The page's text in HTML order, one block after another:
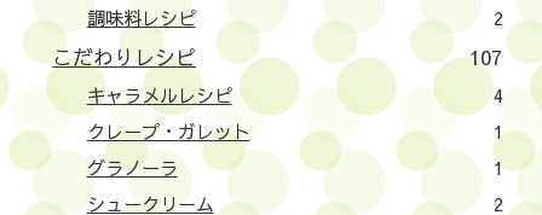
調味料レシピ 2
こだわりレシピ 107
キャラメルレシピ
4
クレープ・ガレット
1
グラノーラ
1
シュークリーム
2